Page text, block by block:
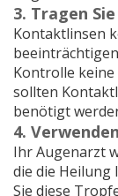
3. Tragen
Kontaktlinsen
Kontrolle
sollten
benötigt
4.
Ihr Augenarzt
die die Heilung
Sie diese